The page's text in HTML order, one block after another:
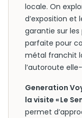
locale. On
d’exposition et
garantie sur les
parfaite pour
métal franchit
l’autoroute
Generation
la visite « Le
permet